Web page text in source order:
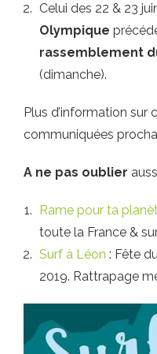
Celui des 22 & 23
Olympique
rassemblement
(dimanche).
Plus d’information
communiquées
A ne pas oublier
Rame pour ta
toute la France &
Surf à Léon : Fête
2019. Rattrapage